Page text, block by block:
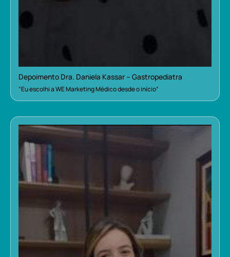
Depoimento Dra. Daniela Kassar – Gastropediatra
“Eu escolhi a WE Marketing Médico desde o início”